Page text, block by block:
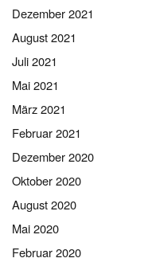
Dezember 2021
August 2021
Juli 2021
Mai 2021
März 2021
Februar 2021
Dezember 2020
Oktober 2020
August 2020
Mai 2020
Februar 2020